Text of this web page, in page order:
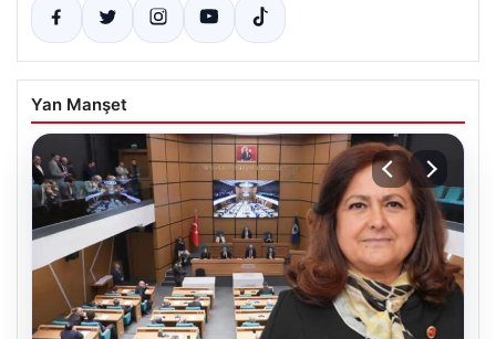
Yan Manşet